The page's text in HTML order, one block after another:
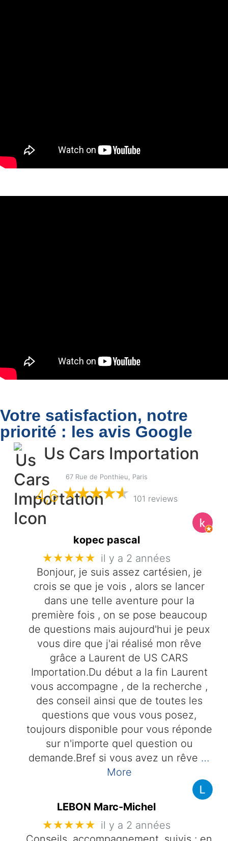
Votre satisfaction, notre
priorité : les avis Google
Us Cars Importation
67 Rue de Ponthieu, Paris
4,6 101 reviews
kopec pascal
★★★★★ il y a 2 années
Bonjour, je suis assez cartésien, je
crois se que je vois , alors se lancer
dans une telle aventure pour la
première fois , on se pose beaucoup
de questions mais aujourd'hui je peux
vous dire que j'ai réalisé mon rêve
grâce a Laurent de US CARS
Importation.Du début a la fin Laurent
vous accompagne , de la recherche ,
des conseil ainsi que de toutes les
questions que vous vous posez,
toujours disponible pour vous réponde
sur n'importe quel question ou
demande.Bref si vous avez un rêve …
More
LEBON Marc-Michel
★★★★★ il y a 2 années